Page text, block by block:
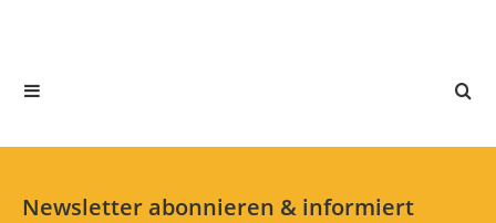
Newsletter abonnieren & informiert